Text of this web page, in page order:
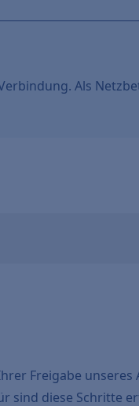
Als
Freigabe unseres
sind diese Schritte